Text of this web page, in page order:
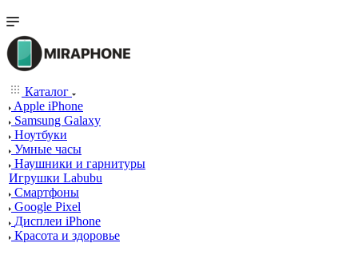
Каталог
Apple iPhone
Samsung Galaxy
Ноутбуки
Умные часы
Наушники и гарнитуры
Игрушки Labubu
Смартфоны
Google Pixel
Дисплеи iPhone
Красота и здоровье